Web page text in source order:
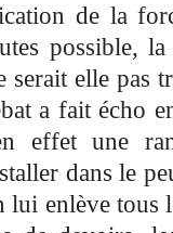
de la
possible,
serait elle pas
a fait écho
effet une
dans le
lui enlève